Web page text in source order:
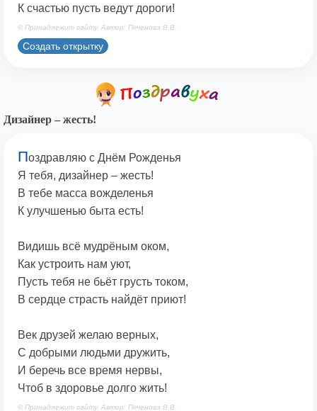
К счастью пусть ведут дороги!
© Принадлежит сайту. Автор: Печенова В.В.
Создать открытку
Дизайнер – жесть!
Поздравляю с Днём Рожденья
Я тебя, дизайнер – жесть!
В тебе масса вожделенья
К улучшенью быта есть!
Видишь всё мудрёным оком,
Как устроить нам уют,
Пусть тебя не бьёт грусть током,
В сердце страсть найдёт приют!
Век друзей желаю верных,
С добрыми людьми дружить,
И беречь все время нервы,
Чтоб в здоровье долго жить!
© Принадлежит сайту. Автор: Печенова В.В.